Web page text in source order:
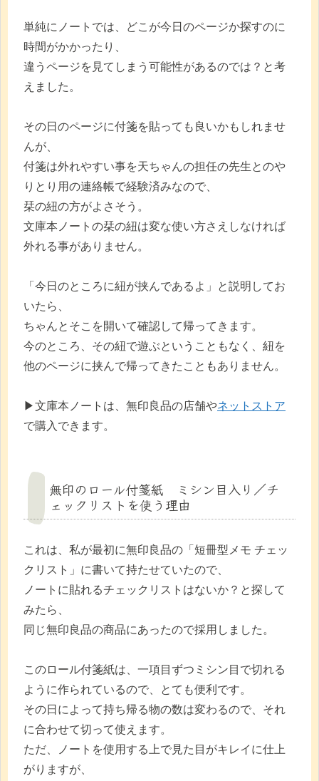
単純にノートでは、どこが今日のページか探すのに
時間がかかったり、
違うページを見てしまう可能性があるのでは？と考
えました。
その日のページに付箋を貼っても良いかもしれませ
んが、
付箋は外れやすい事を天ちゃんの担任の先生とのや
りとり用の連絡帳で経験済みなので、
栞の紐の方がよさそう。
文庫本ノートの栞の紐は変な使い方さえしなければ
外れる事がありません。
「今日のところに紐が挟んであるよ」と説明してお
いたら、
ちゃんとそこを開いて確認して帰ってきます。
今のところ、その紐で遊ぶということもなく、紐を
他のページに挟んで帰ってきたこともありません。
▶︎文庫本ノートは、無印良品の店舗やネットストア
で購入できます。
無印のロール付箋紙 ミシン目入り／チ
ェックリストを使う理由
これは、私が最初に無印良品の「短冊型メモ チェッ
クリスト」に書いて持たせていたので、
ノートに貼れるチェックリストはないか？と探して
みたら、
同じ無印良品の商品にあったので採用しました。
このロール付箋紙は、一項目ずつミシン目で切れる
ように作られているので、とても便利です。
その日によって持ち帰る物の数は変わるので、それ
に合わせて切って使えます。
ただ、ノートを使用する上で見た目がキレイに仕上
がりますが、